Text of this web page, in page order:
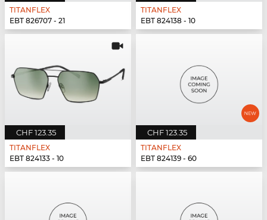
TITANFLEX
EBT 826707 - 21
TITANFLEX
EBT 824138 - 10
CHF 123.35
TITANFLEX
EBT 824133 - 10
CHF 123.35
TITANFLEX
EBT 824139 - 60